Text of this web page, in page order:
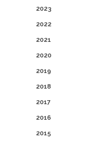
2023
2022
2021
2020
2019
2018
2017
2016
2015